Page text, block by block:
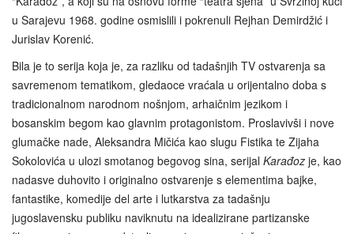
u Sarajevu 1968. godine osmislili i pokrenuli Rejhan Demirdžić i
Jurislav Korenić.
Bila je to serija koja je, za razliku od tadašnjih TV ostvarenja sa
savremenom tematikom, gledaoce vraćala u orijentalno doba s
tradicionalnom narodnom nošnjom, arhaičnim jezikom i
bosanskim begom kao glavnim protagonistom. Proslavivši i nove
glumačke nade, Aleksandra Mičića kao slugu Fistika te Zijaha
Sokolovića u ulozi smotanog begovog sina, serijal Karađoz je, kao
nadasve duhovito i originalno ostvarenje s elementima bajke,
fantastike, komedije del arte i lutkarstva za tadašnju
jugoslavensku publiku naviknutu na idealizirane partizanske